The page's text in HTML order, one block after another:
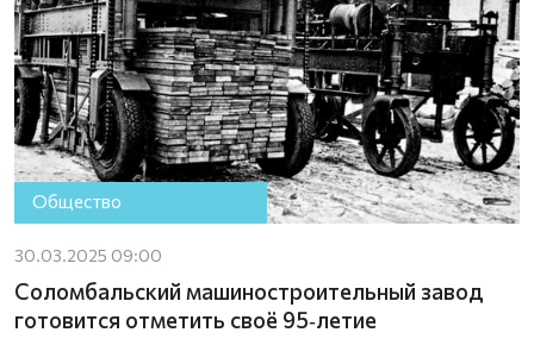
Общество
30.03.2025 09:00
Соломбальский машиностроительный завод
готовится отметить своё 95‑летие